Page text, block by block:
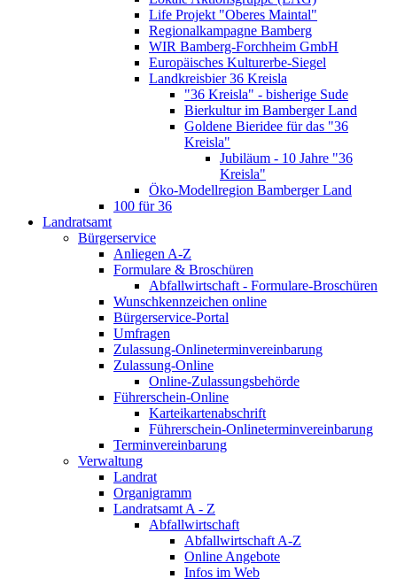
Life Projekt "Oberes Maintal"
Regionalkampagne Bamberg
WIR Bamberg-Forchheim GmbH
Europäisches Kulturerbe-Siegel
Landkreisbier 36 Kreisla
"36 Kreisla" - bisherige Sude
Bierkultur im Bamberger Land
Goldene Bieridee für das "36
Kreisla"
Jubiläum - 10 Jahre "36
Kreisla"
Öko-Modellregion Bamberger Land
100 für 36
Landratsamt
Bürgerservice
Anliegen A-Z
Formulare & Broschüren
Abfallwirtschaft - Formulare-Broschüren
Wunschkennzeichen online
Bürgerservice-Portal
Umfragen
Zulassung-Onlineterminvereinbarung
Zulassung-Online
Online-Zulassungsbehörde
Führerschein-Online
Karteikartenabschrift
Führerschein-Onlineterminvereinbarung
Terminvereinbarung
Verwaltung
Landrat
Organigramm
Landratsamt A - Z
Abfallwirtschaft
Abfallwirtschaft A-Z
Online Angebote
Infos im Web